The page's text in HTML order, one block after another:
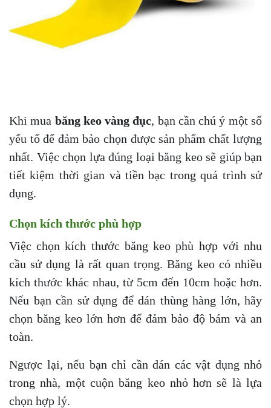
Khi mua băng keo vàng đục, bạn cần chú ý một số
yếu tố để đảm bảo chọn được sản phẩm chất lượng
nhất. Việc chọn lựa đúng loại băng keo sẽ giúp bạn
tiết kiệm thời gian và tiền bạc trong quá trình sử
dụng.
Chọn kích thước phù hợp
Việc chọn kích thước băng keo phù hợp với nhu
cầu sử dụng là rất quan trọng. Băng keo có nhiều
kích thước khác nhau, từ 5cm đến 10cm hoặc hơn.
Nếu bạn cần sử dụng để dán thùng hàng lớn, hãy
chọn băng keo lớn hơn để đảm bảo độ bám và an
toàn.
Ngược lại, nếu bạn chỉ cần dán các vật dụng nhỏ
trong nhà, một cuộn băng keo nhỏ hơn sẽ là lựa
chọn hợp lý.